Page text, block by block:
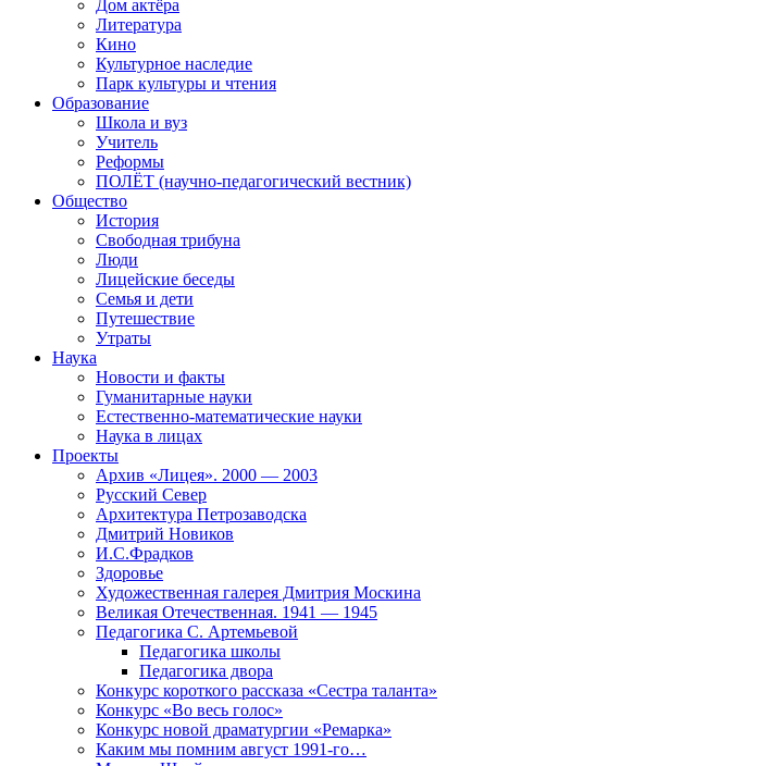
Дом актёра
Литература
Кино
Культурное наследие
Парк культуры и чтения
Образование
Школа и вуз
Учитель
Реформы
ПОЛЁТ (научно-педагогический вестник)
Общество
История
Свободная трибуна
Люди
Лицейские беседы
Семья и дети
Путешествие
Утраты
Наука
Новости и факты
Гуманитарные науки
Естественно-математические науки
Наука в лицах
Проекты
Архив «Лицея». 2000 — 2003
Русский Север
Архитектура Петрозаводска
Дмитрий Новиков
И.С.Фрадков
Здоровье
Художественная галерея Дмитрия Москина
Великая Отечественная. 1941 — 1945
Педагогика С. Артемьевой
Педагогика школы
Педагогика двора
Конкурс короткого рассказа «Сестра таланта»
Конкурс «Во весь голос»
Конкурс новой драматургии «Ремарка»
Каким мы помним август 1991-го…